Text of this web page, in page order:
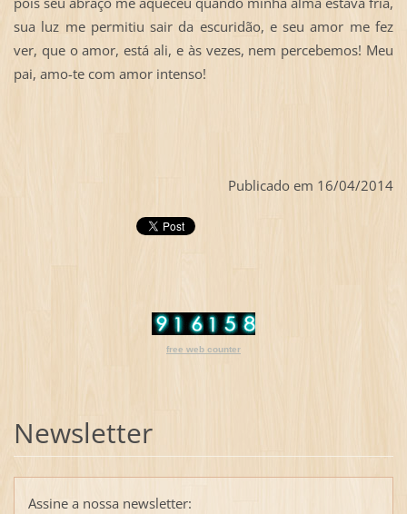
sua luz me permitiu sair da escuridão, e seu amor me fez
ver, que o amor, está ali, e às vezes, nem percebemos! Meu
pai, amo-te com amor intenso!
Publicado em 16/04/2014
free web counter
Newsletter
Assine a nossa newsletter: